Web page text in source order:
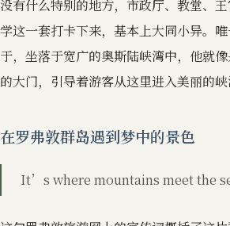
没有什么特别的地方，市政厅、教堂、
学这一套打卡下来，基本上大同小异。
于，坐落于宽广的奥斯陆峡湾中，他就
的大门，引导着游客从这里进入美丽的峡
在罗弗敦群岛遇到梦中的景色
It’s where mountains meet the